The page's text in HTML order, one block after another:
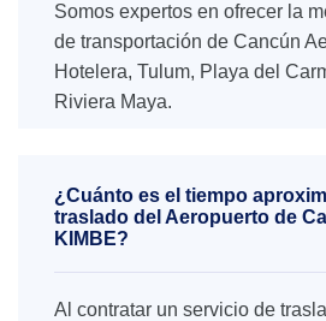
Somos expertos en ofrecer la
de transportación de Cancún
Hotelera, Tulum, Playa del
Riviera Maya.
¿Cuánto es el tiempo
traslado del Aeropuerto de
KIMBE?
Al contratar un servicio de